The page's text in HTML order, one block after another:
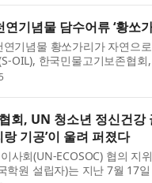
기념물 담수어류 ‘황쏘
연기념물 황쏘가리가 자연으
OIL), 한국민물고기보존협
‘한강의 황쏘가리’ ...
회, UN 청소년 정신건
랑 기공’이 울려 퍼졌다
사회(UN-ECOSOC) 협의
학원 설립자)는 지난 7월 17